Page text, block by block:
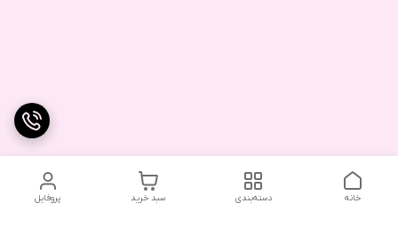
پروفایل سبد خرید دسته‌بندی خانه